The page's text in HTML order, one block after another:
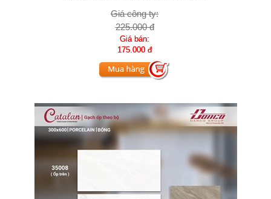
Giá công ty:
225.000 đ
Giá bán:
175.000 đ